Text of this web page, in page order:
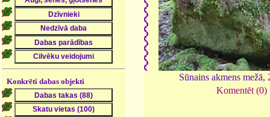
Konkrēti dabas objekti Sūnains akmens mežā,
Komentēt (0)